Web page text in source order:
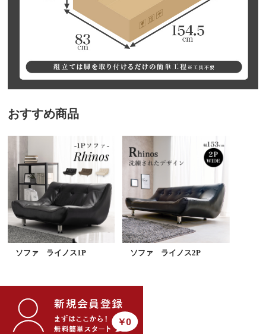
おすすめ商品
ソファ ライノス1P ソファ ライノス2P